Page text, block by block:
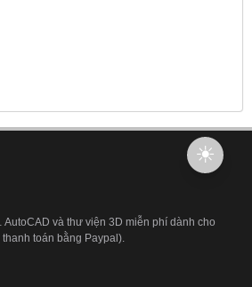
và thư viện 3D miễn phí dành cho
toán bằng Paypal).